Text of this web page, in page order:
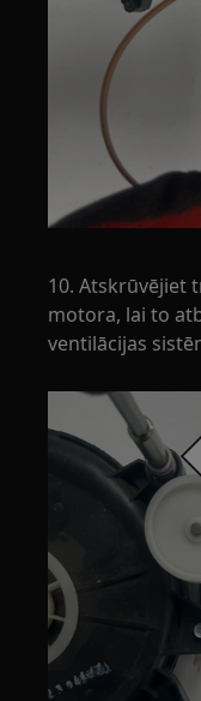
10. Atskrūvējiet
motora, lai to
ventilācijas